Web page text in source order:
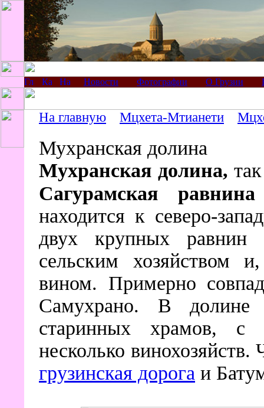
Новости Фотографии О Грузии
На главную Мцхета-Мтианети
Мухранская долина
Мухранская долина,
Сагурамская равнина
находится к северо-
двух крупных равнин
сельским хозяйством
вином. Примерно
Самухрано. В долине
старинных храмов, с
несколько
грузинская дорога и